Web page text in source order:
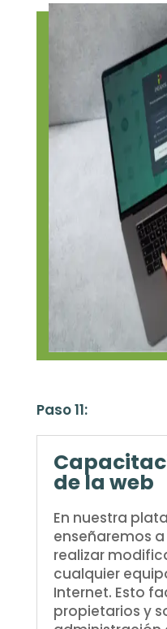
Paso 11:
de la web
En nuestra
enseñaremos
realizar
cualquier
Internet. Esto
propietarios y